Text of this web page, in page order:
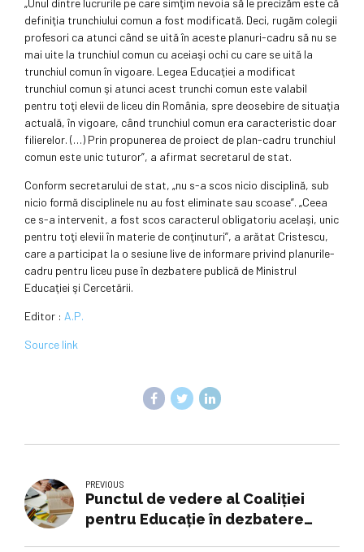
„Unul dintre lucrurile pe care simţim nevoia să le precizăm este că
definiţia trunchiului comun a fost modificată. Deci, rugăm colegii
profesori ca atunci când se uită în aceste planuri-cadru să nu se
mai uite la trunchiul comun cu aceiaşi ochi cu care se uită la
trunchiul comun în vigoare. Legea Educaţiei a modificat
trunchiul comun şi atunci acest trunchi comun este valabil
pentru toţi elevii de liceu din România, spre deosebire de situaţia
actuală, în vigoare, când trunchiul comun era caracteristic doar
filierelor. (…) Prin propunerea de proiect de plan-cadru trunchiul
comun este unic tuturor”, a afirmat secretarul de stat.
Conform secretarului de stat, „nu s-a scos nicio disciplină, sub
nicio formă disciplinele nu au fost eliminate sau scoase”. „Ceea
ce s-a intervenit, a fost scos caracterul obligatoriu acelaşi, unic
pentru toţi elevii în materie de conţinuturi”, a arătat Cristescu,
care a participat la o sesiune live de informare privind planurile-
cadru pentru liceu puse în dezbatere publică de Ministrul
Educaţiei şi Cercetării.
Editor : A.P.
Source link
PREVIOUS
Punctul de vedere al Coaliției
pentru Educație în dezbatere